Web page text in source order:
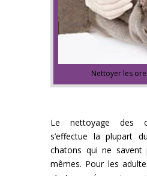
Nettoyer les
Le nettoyage des
s’effectue la plupart
chatons qui ne savent
mêmes. Pour les